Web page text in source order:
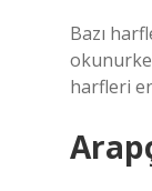
Bazı
harfleri